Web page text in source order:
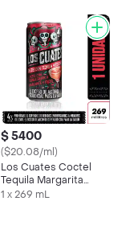
$ 5400
($20.08/ml)
Los Cuates Coctel
Tequila Margarita
Fresa
1 x 269 mL